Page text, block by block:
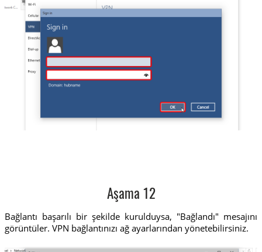
Aşama 12
Bağlantı başarılı bir şekilde kurulduysa, "Bağlandı" mesajını
görüntüler. VPN bağlantınızı ağ ayarlarından yönetebilirsiniz.